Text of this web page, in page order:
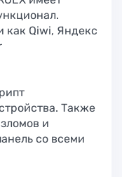
как Qiwi, Яндекс
Также
и
со всеми